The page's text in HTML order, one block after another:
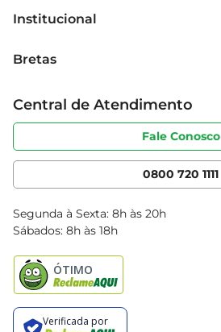
Institucional
Grupo Cencosud
Sobre privacidade
Portal do fornecedor
Cencosud Media
Bretas
Produtos Bretas
Código de ética
Serviços
Clube Bretas
Blog Bretas
Black Friday
Central de Atendimento
Fale Conosco
0800 720 1111
Segunda à Sexta: 8h às 20h
Sábados: 8h às 18h